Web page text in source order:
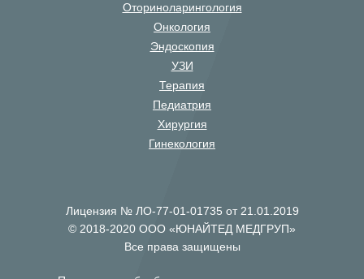
Оториноларингология
Онкология
Эндоскопия
УЗИ
Терапия
Педиатрия
Хирургия
Гинекология
Лицензия № ЛО-77-01-01735 от 21.01.2019
© 2018-2020 ООО «ЮНАЙТЕД МЕДГРУП»
Все права защищены